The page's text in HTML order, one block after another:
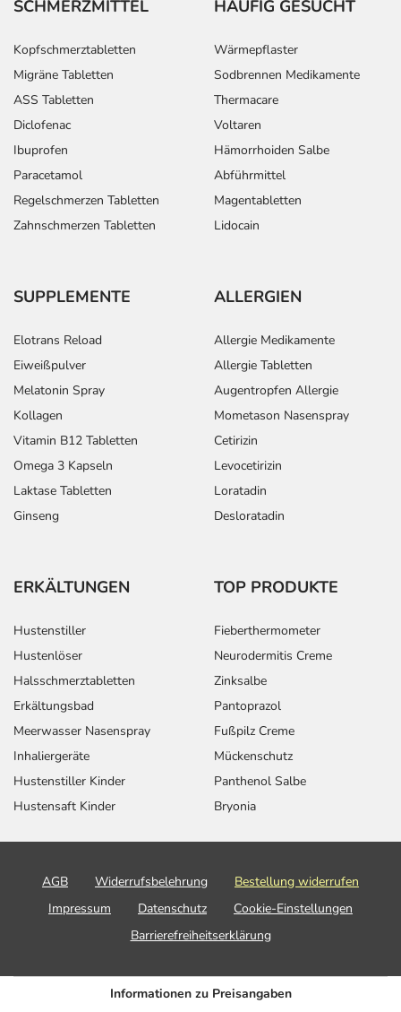
SCHMERZMITTEL
Kopfschmerztabletten
Migräne Tabletten
ASS Tabletten
Diclofenac
Ibuprofen
Paracetamol
Regelschmerzen Tabletten
Zahnschmerzen Tabletten
HÄUFIG GESUCHT
Wärmepflaster
Sodbrennen Medikamente
Thermacare
Voltaren
Hämorrhoiden Salbe
Abführmittel
Magentabletten
Lidocain
SUPPLEMENTE
Elotrans Reload
Eiweißpulver
Melatonin Spray
Kollagen
Vitamin B12 Tabletten
Omega 3 Kapseln
Laktase Tabletten
Ginseng
ALLERGIEN
Allergie Medikamente
Allergie Tabletten
Augentropfen Allergie
Mometason Nasenspray
Cetirizin
Levocetirizin
Loratadin
Desloratadin
ERKÄLTUNGEN
Hustenstiller
Hustenlöser
Halsschmerztabletten
Erkältungsbad
Meerwasser Nasenspray
Inhaliergeräte
Hustenstiller Kinder
Hustensaft Kinder
TOP PRODUKTE
Fieberthermometer
Neurodermitis Creme
Zinksalbe
Pantoprazol
Fußpilz Creme
Mückenschutz
Panthenol Salbe
Bryonia
AGB Widerrufsbelehrung
Bestellung widerrufen
Impressum
Datenschutz
Cookie-Einstellungen
Barrierefreiheitserklärung
Informationen zu Preisangaben